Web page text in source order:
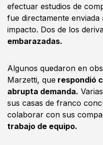
efectuar estudios de
fue directamente enviada
impacto. Dos de los
embarazadas.
Algunos quedaron en
Marzetti, que respondió
abrupta demanda.
sus casas de franco
colaborar con sus
trabajo de equipo.